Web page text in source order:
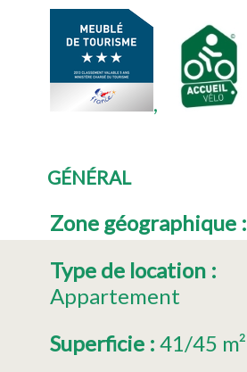
GÉNÉRAL
Zone géographique :
Type de location :
Appartement
Superficie : 41/45 m²